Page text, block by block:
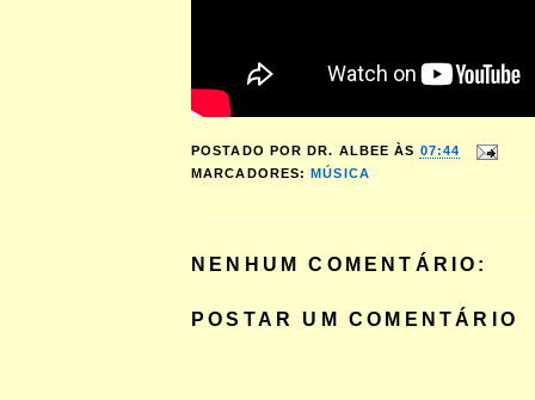
POSTADO POR DR. ALBEE ÀS 07:44
MARCADORES:MÚSICA
NENHUM COMENTÁRIO:
POSTAR UM COMENTÁRIO